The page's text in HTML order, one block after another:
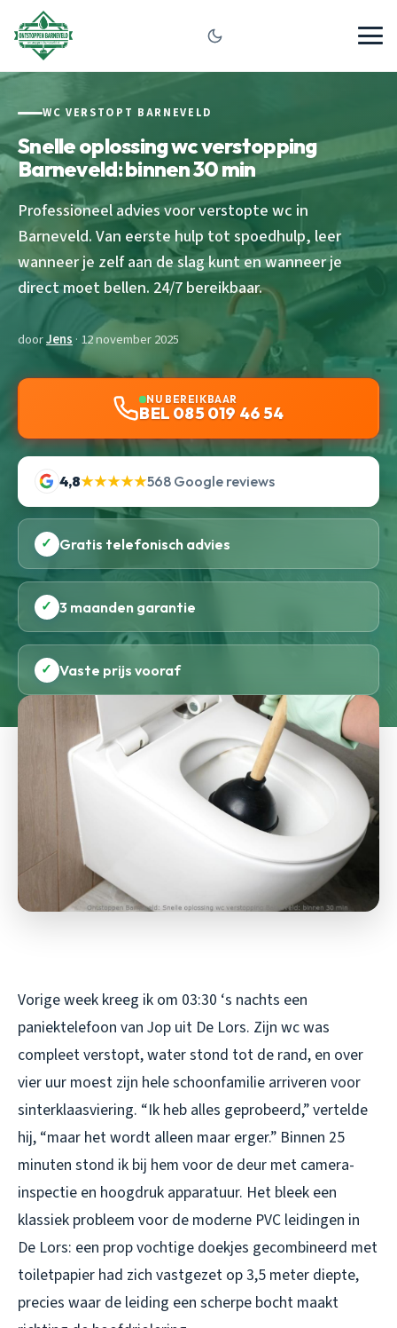
WC VERSTOPT BARNEVELD
Snelle oplossing wc verstopping
Barneveld: binnen 30 min
Professioneel advies voor verstopte wc in
Barneveld. Van eerste hulp tot spoedhulp, leer
wanneer je zelf aan de slag kunt en wanneer je
direct moet bellen. 24/7 bereikbaar.
doorJens · 12 november 2025
NU BEREIKBAAR
BEL 085 019 46 54
4,8★★★★★568 Google reviews
✓ Gratis telefonisch advies
✓ 3 maanden garantie
✓ Vaste prijs vooraf
Vorige week kreeg ik om 03:30 ‘s nachts een
paniektelefoon van Jop uit De Lors. Zijn wc was
compleet verstopt, water stond tot de rand, en over
vier uur moest zijn hele schoonfamilie arriveren voor
sinterklaasviering. “Ik heb alles geprobeerd,” vertelde
hij, “maar het wordt alleen maar erger.” Binnen 25
minuten stond ik bij hem voor de deur met camera-
inspectie en hoogdruk apparatuur. Het bleek een
klassiek probleem voor de moderne PVC leidingen in
De Lors: een prop vochtige doekjes gecombineerd met
toiletpapier had zich vastgezet op 3,5 meter diepte,
precies waar de leiding een scherpe bocht maakt